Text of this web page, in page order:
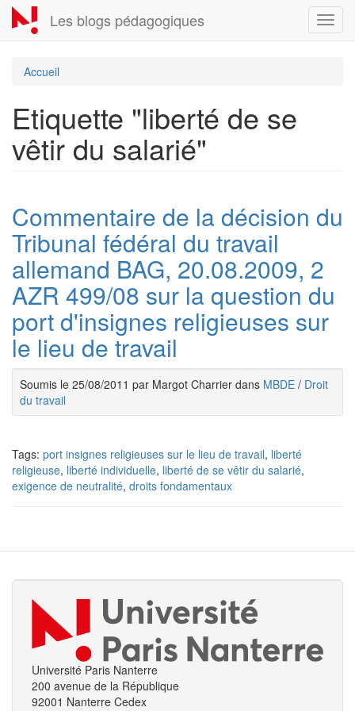
Aller
au
contenu
Les blogs pédagogiques
Accueil
Etiquette "liberté de se
vêtir du salarié"
Commentaire de la décision du
Tribunal fédéral du travail
allemand BAG, 20.08.2009, 2
AZR 499/08 sur la question du
port d'insignes religieuses sur
le lieu de travail
Soumis le 25/08/2011 par Margot Charrier dans MBDE / Droit
du travail
Tags: port insignes religieuses sur le lieu de travail, liberté
religieuse, liberté individuelle, liberté de se vêtir du salarié,
exigence de neutralité, droits fondamentaux
Université Paris Nanterre
200 avenue de la République
92001 Nanterre Cedex